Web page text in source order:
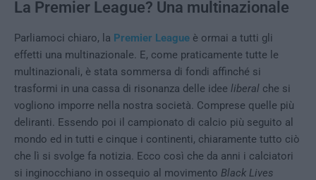
La Premier League? Una multinazionale
Parliamoci chiaro, la Premier League è ormai a tutti gli
effetti una multinazionale. E, come praticamente tutte le
multinazionali, è stata sommersa di fondi affinché si
trasformi in una cassa di risonanza delle idee liberal che si
vogliono imporre nella nostra società. Comprese quelle più
deliranti. Essendo poi il campionato di calcio più seguito al
mondo ed in tutti e cinque i continenti, chiaramente tutto ciò
che lì si svolge fa notizia. Ecco così che da anni i calciatori
si inginocchiano in ossequio al movimento Black Lives